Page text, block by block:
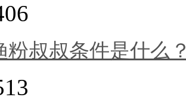
粉叔叔条件是什么